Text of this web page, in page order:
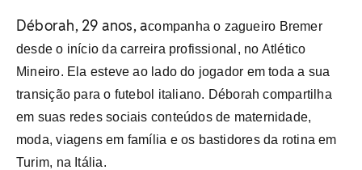
Déborah, 29 anos, acompanha o zagueiro Bremer
desde o início da carreira profissional, no Atlético
Mineiro. Ela esteve ao lado do jogador em toda a sua
transição para o futebol italiano. Déborah compartilha
em suas redes sociais conteúdos de maternidade,
moda, viagens em família e os bastidores da rotina em
Turim, na Itália.